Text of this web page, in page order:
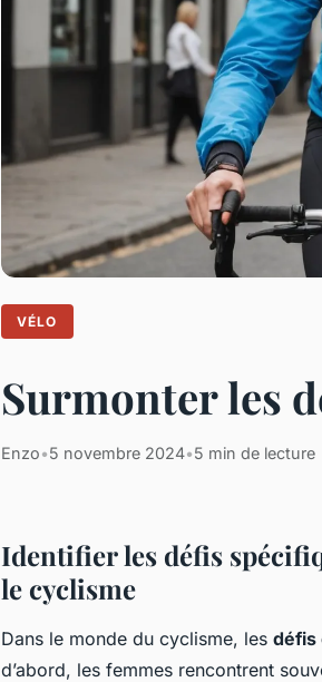
VÉLO
Surmonter les
Enzo•5 novembre 2024•5 min de lecture
Identifier les défis
le cyclisme
Dans le monde du cyclisme, les défis
d’abord, les femmes rencontrent